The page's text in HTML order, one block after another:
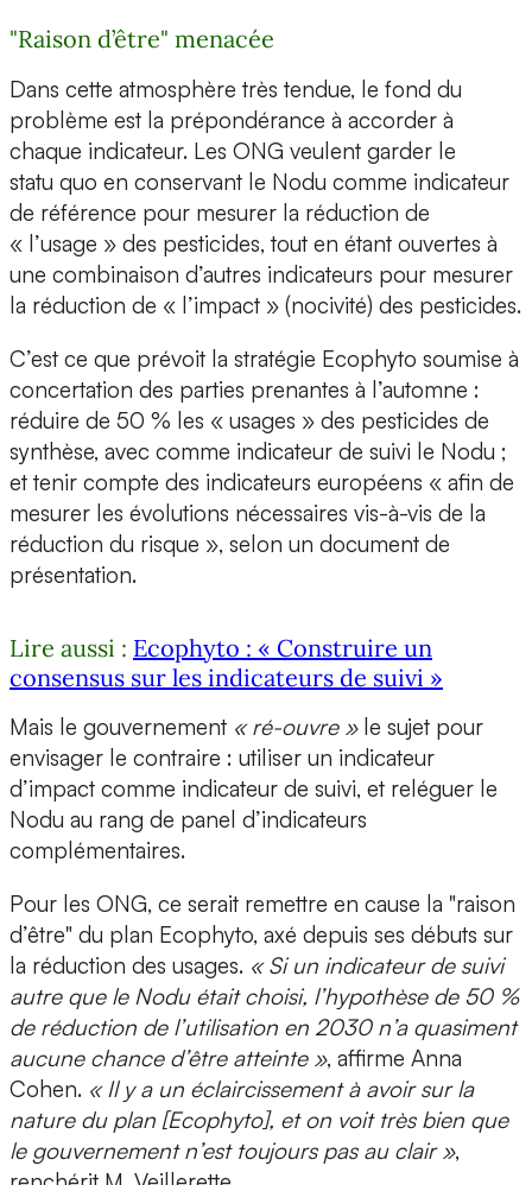
"Raison d’être" menacée
Dans cette atmosphère très tendue, le fond du
problème est la prépondérance à accorder à
chaque indicateur. Les ONG veulent garder le
statu quo en conservant le Nodu comme indicateur
de référence pour mesurer la réduction de
« l’usage » des pesticides, tout en étant ouvertes à
une combinaison d’autres indicateurs pour mesurer
la réduction de « l’impact » (nocivité) des pesticides.
C’est ce que prévoit la stratégie Ecophyto soumise à
concertation des parties prenantes à l’automne :
réduire de 50 % les « usages » des pesticides de
synthèse, avec comme indicateur de suivi le Nodu ;
et tenir compte des indicateurs européens « afin de
mesurer les évolutions nécessaires vis-à-vis de la
réduction du risque », selon un document de
présentation.
Lire aussi : Ecophyto : « Construire un
consensus sur les indicateurs de suivi »
Mais le gouvernement « ré-ouvre »le sujet pour
envisager le contraire : utiliser un indicateur
d’impact comme indicateur de suivi, et reléguer le
Nodu au rang de panel d’indicateurs
complémentaires.
Pour les ONG, ce serait remettre en cause la "raison
d’être" du plan Ecophyto, axé depuis ses débuts sur
la réduction des usages. « Si un indicateur de suivi
autre que le Nodu était choisi, l’hypothèse de 50 %
de réduction de l’utilisation en 2030 n’a quasiment
aucune chance d’être atteinte », affirme Anna
Cohen. « Il y a un éclaircissement à avoir sur la
nature du plan [Ecophyto], et on voit très bien que
le gouvernement n’est toujours pas au clair »,